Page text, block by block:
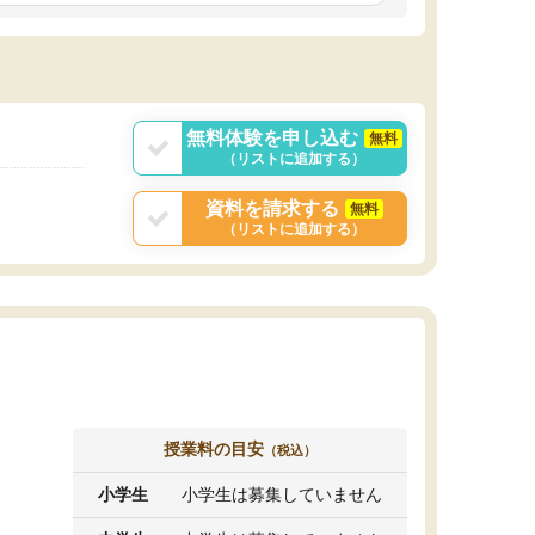
あれば自学自習で
からず辞めること
と感じました。
無料体験を申し込む
無料
（リストに追加する）
資料を請求する
無料
（リストに追加する）
授業料の目安 （税込）
小学生 小学生は募集していません